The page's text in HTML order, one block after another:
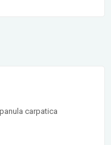
carpatica